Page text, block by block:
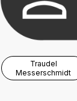
Traudel
Messerschmidt